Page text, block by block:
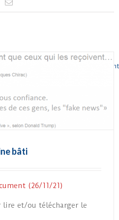
bâti
(26/11/21)
lire et/ou télécharger le
Suivant